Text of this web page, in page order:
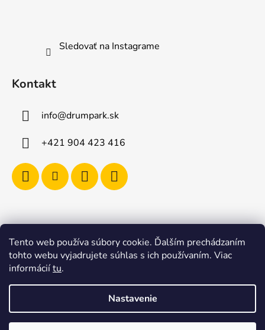
Tento web používa súbory cookie. Ďalším prechádzaním
tohto webu vyjadrujete súhlas s ich používaním. Viac
informáciítu.
Nastavenie
Sledovať na Instagrame
Kontakt
info@drumpark.sk
+421 904 423 416
Navštívte aj e-shop s etnickými hudobnými nástrojmi
Drumbla.sk |
Tento web upravil onRock Design – Upravíme a
naplníme váš e-shop
Vytvoril Shoptet